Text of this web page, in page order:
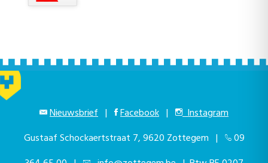
Nieuwsbrief | Facebook |
Instagram
Gustaaf Schockaertstraat 7, 9620 Zottegem |
09